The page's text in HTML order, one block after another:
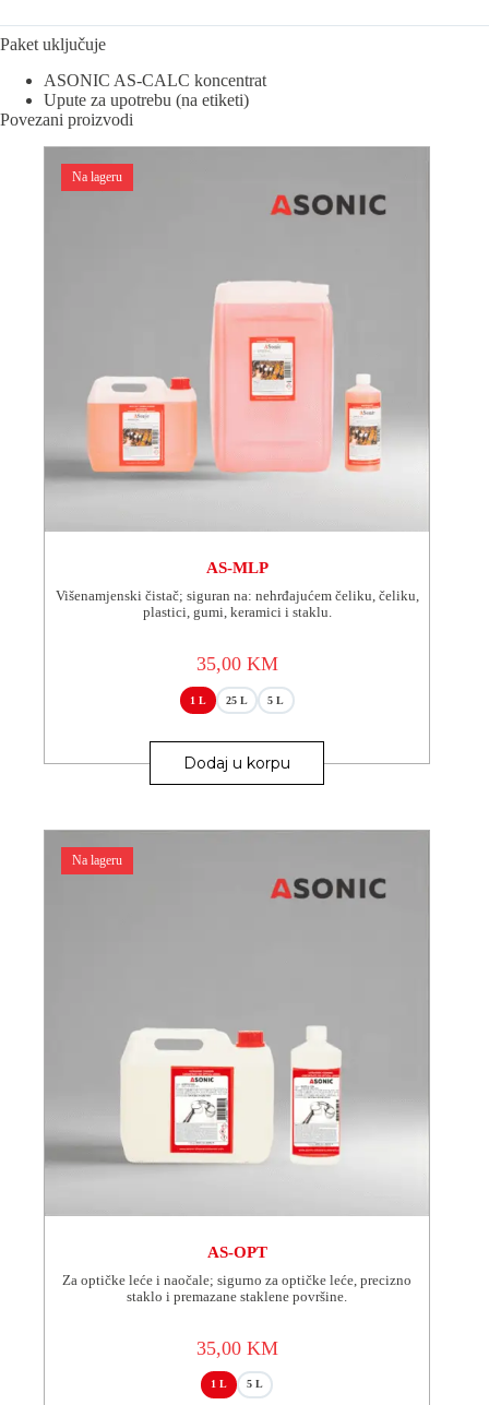
Paket uključuje
ASONIC AS-CALC koncentrat
Upute za upotrebu (na etiketi)
Povezani proizvodi
Na lageru
AS-MLP
Višenamjenski čistač; siguran na: nehrđajućem čeliku, čeliku,
plastici, gumi, keramici i staklu.
35,00 KM
1 L 25 L 5 L
Dodaj u korpu
proizvod
ima
Opcije
odabrati
Na lageru
AS-OPT
Za optičke leće i naočale; sigurno za optičke leće, precizno
staklo i premazane staklene površine.
35,00 KM
1 L 5 L